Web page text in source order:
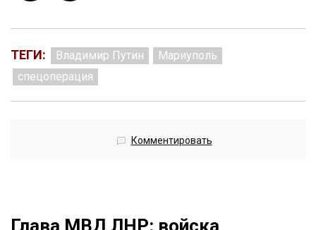
ТЕГИ: Владимир Путин
Мариуполь
спецоперация
Комментировать